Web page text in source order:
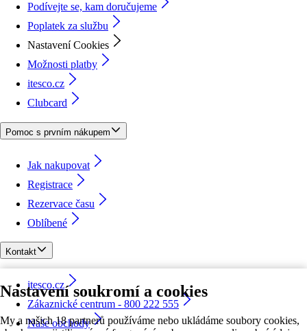
Nastavení soukromí a cookies
My a našich 18 partnerů používáme nebo ukládáme soubory cookies,
Podívejte se, kam doručujeme
Poplatek za službu
Nastavení Cookies
Možnosti platby
itesco.cz
Clubcard
Pomoc s prvním nákupem
Jak nakupovat
Registrace
Rezervace času
Oblíbené
Kontakt
itesco.cz
Zákaznické centrum - 800 222 555
Naše obchody